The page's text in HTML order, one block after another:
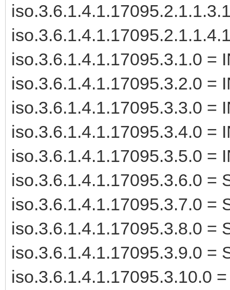
iso.3.6.1.4.1.17095.3.1.0 =
iso.3.6.1.4.1.17095.3.2.0 =
iso.3.6.1.4.1.17095.3.3.0 =
iso.3.6.1.4.1.17095.3.4.0 =
iso.3.6.1.4.1.17095.3.5.0 =
iso.3.6.1.4.1.17095.3.6.0 =
iso.3.6.1.4.1.17095.3.7.0 =
iso.3.6.1.4.1.17095.3.8.0 =
iso.3.6.1.4.1.17095.3.9.0 =
iso.3.6.1.4.1.17095.3.10.0